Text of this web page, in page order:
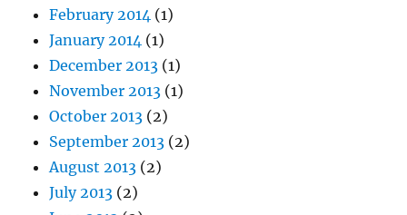
February 2014 (1)
January 2014 (1)
December 2013 (1)
November 2013 (1)
October 2013 (2)
September 2013 (2)
August 2013 (2)
July 2013 (2)